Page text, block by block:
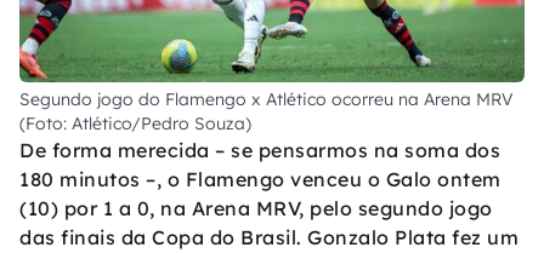
Segundo jogo do Flamengo x Atlético ocorreu na Arena MRV
(Foto: Atlético/Pedro Souza)
De forma merecida – se pensarmos na soma dos
180 minutos –, o Flamengo venceu o Galo ontem
(10) por 1 a 0, na Arena MRV, pelo segundo jogo
das finais da Copa do Brasil. Gonzalo Plata fez um